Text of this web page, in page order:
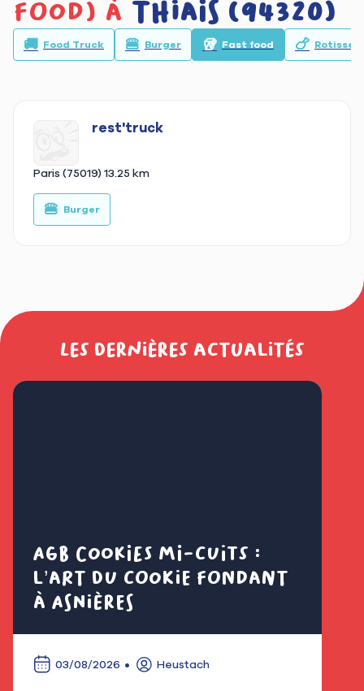
food) à Thiais (94320)
🚚 Food Truck 🍔 Burger 🥡 Fast food 🍗
rest'truck
Paris (75019) 13.25 km
🍔 Burger
Les dernières actualités
AGB Cookies mi-cuits :
l’art du cookie fondant
à Asnières
03/08/2026 Heustach